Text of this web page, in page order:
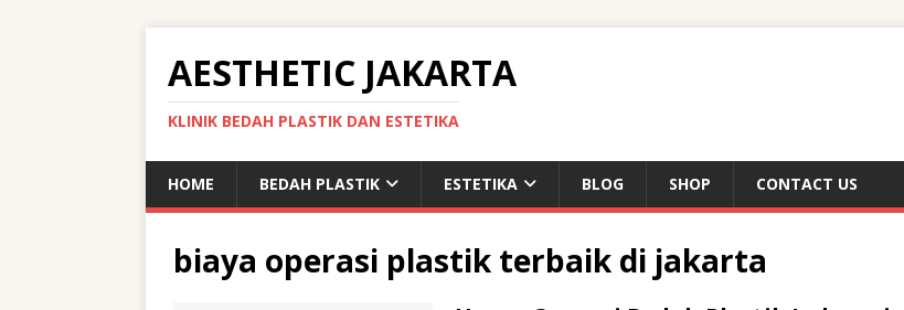
AESTHETIC JAKARTA
KLINIK BEDAH PLASTIK DAN ESTETIKA
HOME BEDAH PLASTIK ESTETIKA BLOG SHOP CONTACT US
biaya operasi plastik terbaik di jakarta